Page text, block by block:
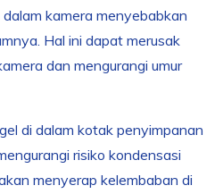
kamera menyebabkan
Hal ini dapat merusak
dan mengurangi umur
di dalam kotak penyimpanan
risiko kondensasi
menyerap kelembaban di